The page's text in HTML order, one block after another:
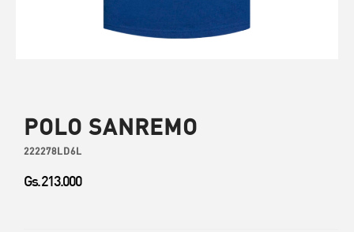
POLO SANREMO
222278LD6L
Gs. 213.000